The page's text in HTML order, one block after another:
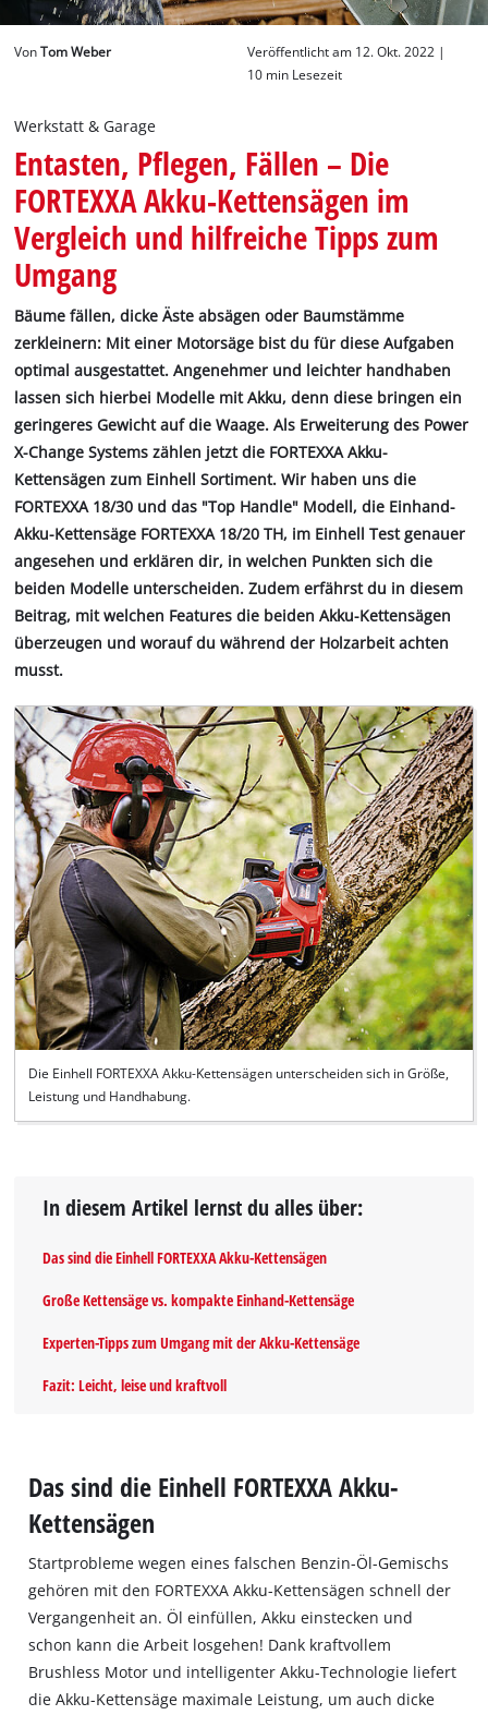
Deutsch
DEDeutsch
VonTom Weber
Veröffentlicht am 12. Okt. 2022 |
10 min Lesezeit
Werkstatt & Garage
Entasten, Pflegen, Fällen – Die
FORTEXXA Akku-Kettensägen im
Vergleich und hilfreiche Tipps zum
Umgang
Bäume fällen, dicke Äste absägen oder Baumstämme
zerkleinern: Mit einer Motorsäge bist du für diese Aufgaben
optimal ausgestattet. Angenehmer und leichter handhaben
lassen sich hierbei Modelle mit Akku, denn diese bringen ein
geringeres Gewicht auf die Waage. Als Erweiterung des Power
X-Change Systems zählen jetzt die FORTEXXA Akku-
Kettensägen zum Einhell Sortiment. Wir haben uns die
FORTEXXA 18/30 und das "Top Handle" Modell, die Einhand-
Akku-Kettensäge FORTEXXA 18/20 TH, im Einhell Test genauer
angesehen und erklären dir, in welchen Punkten sich die
beiden Modelle unterscheiden. Zudem erfährst du in diesem
Beitrag, mit welchen Features die beiden Akku-Kettensägen
überzeugen und worauf du während der Holzarbeit achten
musst.
Die Einhell FORTEXXA Akku-Kettensägen unterscheiden sich in Größe,
Leistung und Handhabung.
In diesem Artikel lernst du alles über:
Das sind die Einhell FORTEXXA Akku-Kettensägen
Große Kettensäge vs. kompakte Einhand-Kettensäge
Experten-Tipps zum Umgang mit der Akku-Kettensäge
Fazit: Leicht, leise und kraftvoll
Das sind die Einhell FORTEXXA Akku-
Kettensägen
Startprobleme wegen eines falschen Benzin-Öl-Gemischs
gehören mit den FORTEXXA Akku-Kettensägen schnell der
Vergangenheit an. Öl einfüllen, Akku einstecken und
schon kann die Arbeit losgehen! Dank kraftvollem
Brushless Motor und intelligenter Akku-Technologie liefert
die Akku-Kettensäge maximale Leistung, um auch dicke